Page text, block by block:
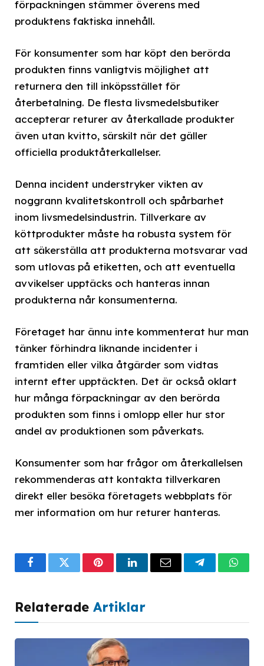
förpackningen stämmer överens med
produktens faktiska innehåll.
För konsumenter som har köpt den berörda
produkten finns vanligtvis möjlighet att
returnera den till inköpsstället för
återbetalning. De flesta livsmedelsbutiker
accepterar returer av återkallade produkter
även utan kvitto, särskilt när det gäller
officiella produktåterkallelser.
Denna incident understryker vikten av
noggrann kvalitetskontroll och spårbarhet
inom livsmedelsindustrin. Tillverkare av
köttprodukter måste ha robusta system för
att säkerställa att produkterna motsvarar vad
som utlovas på etiketten, och att eventuella
avvikelser upptäcks och hanteras innan
produkterna når konsumenterna.
Företaget har ännu inte kommenterat hur man
tänker förhindra liknande incidenter i
framtiden eller vilka åtgärder som vidtas
internt efter upptäckten. Det är också oklart
hur många förpackningar av den berörda
produkten som finns i omlopp eller hur stor
andel av produktionen som påverkats.
Konsumenter som har frågor om återkallelsen
rekommenderas att kontakta tillverkaren
direkt eller besöka företagets webbplats för
mer information om hur returer hanteras.
FacebookTwitterPinterestLinkedInEmail Telegram
Relaterade Artiklar